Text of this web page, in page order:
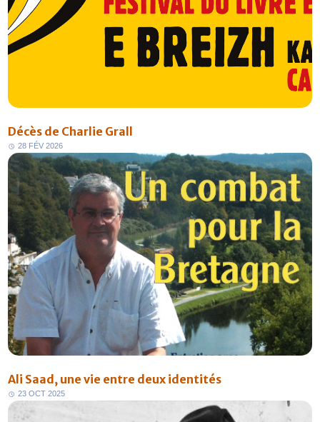
Décès de Charlie Grall
28 FÉV 2026
Ali Saad, une vie entre deux identités
23 OCT 2025